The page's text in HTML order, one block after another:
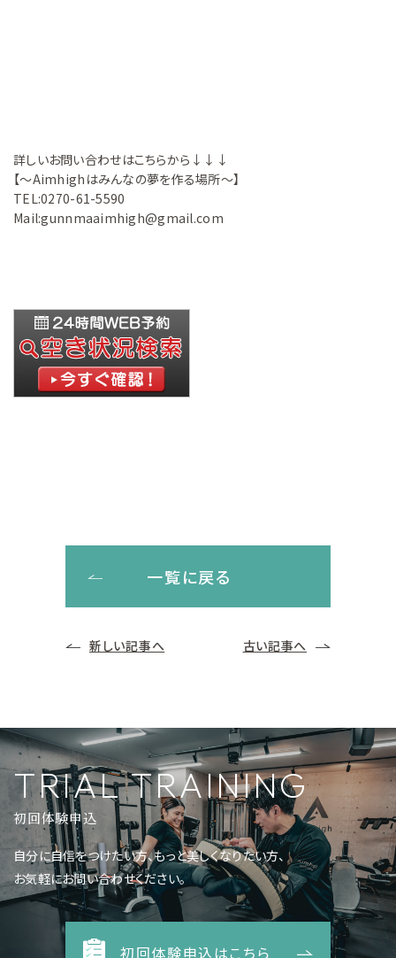
詳しいお問い合わせはこちらから↓↓↓
【～Aimhighはみんなの夢を作る場所～】
TEL:0270-61-5590
Mail:gunnmaaimhigh@gmail.com
一覧に戻る
新しい記事へ 古い記事へ
TRIAL TRAINING
初回体験申込
自分に自信をつけたい方、もっと美しくなりたい方、
お気軽にお問い合わせください。
初回体験申込はこちら